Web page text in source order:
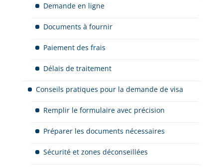
Demande en ligne
Documents à fournir
Paiement des frais
Délais de traitement
Conseils pratiques pour la demande de visa
Remplir le formulaire avec précision
Préparer les documents nécessaires
Sécurité et zones déconseillées